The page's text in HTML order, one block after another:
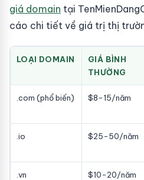
giá domain tại
cáo chi tiết về giá trị thị
LOẠI DOMAIN
GIÁ BÌNH
THƯỜNG
.com (phổ biến) $8-15/năm
.io $25-50/năm
.vn $10-20/năm